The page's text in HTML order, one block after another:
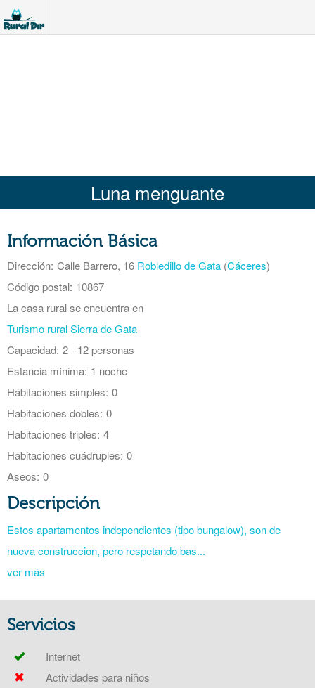
Luna menguante
Información Básica
Dirección: Calle Barrero, 16 Robledillo de Gata (Cáceres)
Código postal: 10867
La casa rural se encuentra en
Turismo rural Sierra de Gata
Capacidad: 2 - 12 personas
Estancia mínima: 1 noche
Habitaciones simples: 0
Habitaciones dobles: 0
Habitaciones triples: 4
Habitaciones cuádruples: 0
Aseos: 0
Descripción
Estos apartamentos independientes (tipo bungalow), son de
nueva construccion, pero respetando bas...
ver más
Servicios
Internet
Actividades para niños